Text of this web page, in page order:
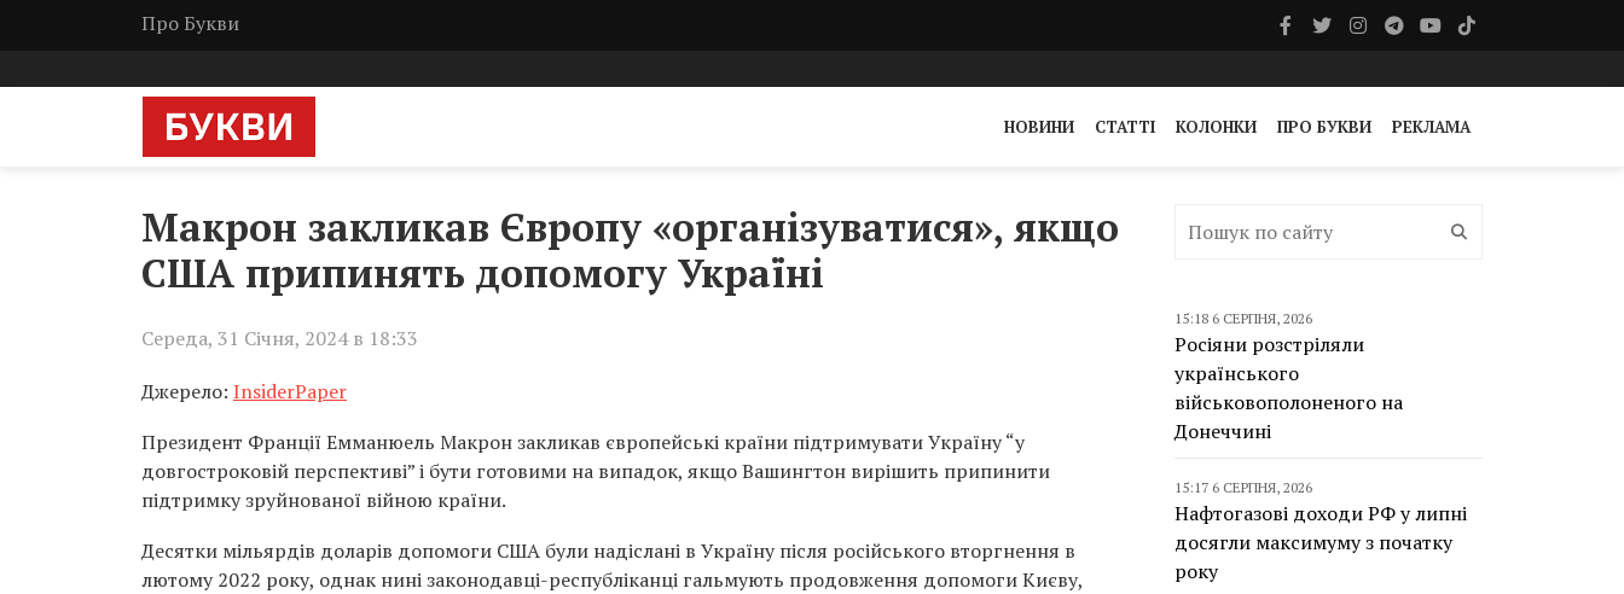
Про Букви
НОВИНИ СТАТТІ КОЛОНКИ ПРО БУКВИ РЕКЛАМА
Макрон закликав Європу «організуватися», якщо
США припинять допомогу Україні
Середа, 31 Січня, 2024 в 18:33
Джерело: InsiderPaper
Президент Франції Емманюель Макрон закликав європейські країни підтримувати Україну “у
довгостроковій перспективі” і бути готовими на випадок, якщо Вашингтон вирішить припинити
підтримку зруйнованої війною країни.
Десятки мільярдів доларів допомоги США були надіслані в Україну після російського вторгнення в
лютому 2022 року, однак нині законодавці-республіканці гальмують продовження допомоги Києву,
15:18 6 СЕРПНЯ, 2026
Росіяни розстріляли
українського
військовополоненого на
Донеччині
15:17 6 СЕРПНЯ, 2026
Нафтогазові доходи РФ у липні
досягли максимуму з початку
року